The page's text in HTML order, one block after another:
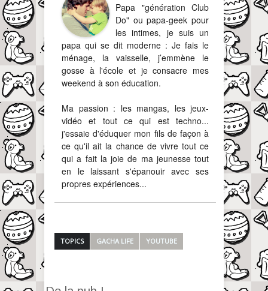
Papa "génération Club
Do" ou papa-geek pour
les intimes, je suis un
papa qui se dit moderne : Je fais le
ménage, la vaisselle, j’emmène le
gosse à l'école et je consacre mes
weekend à son éducation.
Ma passion : les mangas, les jeux-
vidéo et tout ce qui est techno...
j'essaie d'éduquer mon fils de façon à
ce qu'il ait la chance de vivre tout ce
qui a fait la joie de ma jeunesse tout
en le laissant s'épanouir avec ses
propres expériences...
TOPICS GACHA LIFE YOUTUBE